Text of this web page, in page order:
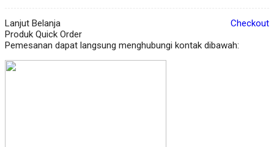
Lanjut Belanja
Checkout
Produk Quick Order
Pemesanan dapat langsung menghubungi kontak dibawah: